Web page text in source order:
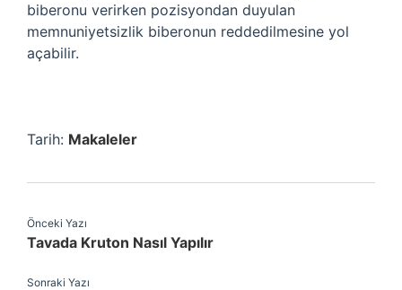
biberonu verirken pozisyondan duyulan
memnuniyetsizlik biberonun reddedilmesine yol
açabilir.
Tarih: Makaleler
Önceki Yazı
Tavada Kruton Nasıl Yapılır
Sonraki Yazı